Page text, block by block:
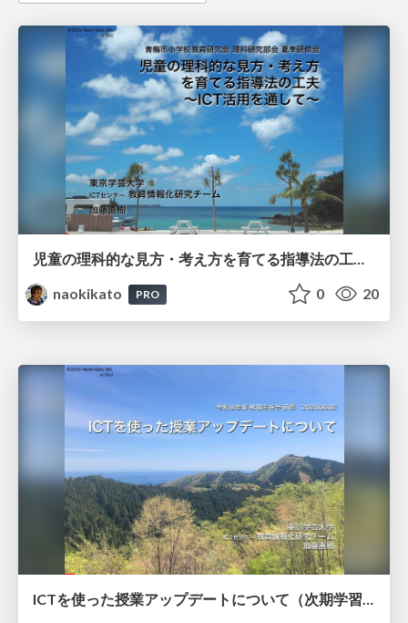
児童の理科的な見方・考え方を育てる指導法の工夫～ICT活用を通して～
naokikato
PRO 0 20